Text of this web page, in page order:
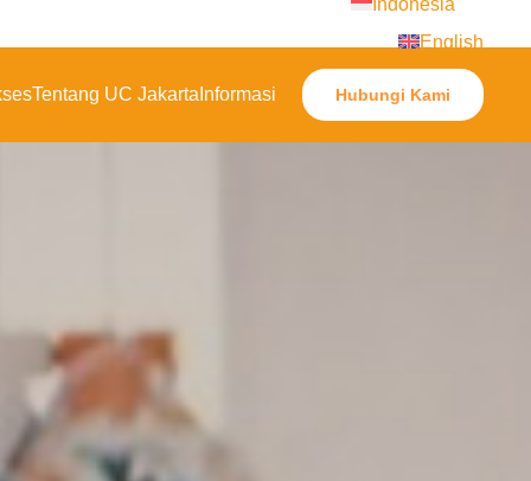
Indonesia
English
Tentang UC Jakarta Informasi Hubungi Kami